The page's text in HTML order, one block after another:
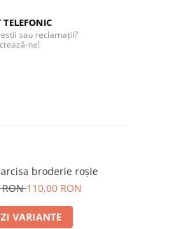
TELEFONIC
sau reclamații?
ne!
broderie roșie
RON110,00 RON
VARIANTE